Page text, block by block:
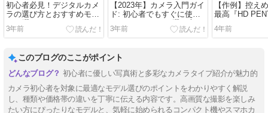
初心者必見！デジタルカメ
ラの選び方とおすすめモデ
ル10選
3年前
【2023年】カメラ入門ガイ
ド: 初心者でもすぐに使い
こなせるカメラの選び方
3年前
【作例】控え
最高『HD
FA☆
AW』作例写真
4年前
このブログのここがポイント
初心者に優しい写真術と多彩なカメラタイプ紹介が魅力的
カメラ初心者を対象に最適なモデル選びのポイントをわかりやすく解説
し、種類や価格帯の違いを丁寧に伝える内容です。高画質な撮影を楽しみ
たい方にぴったりなモデルと、気軽に始められるコンパクト機やスマホカ